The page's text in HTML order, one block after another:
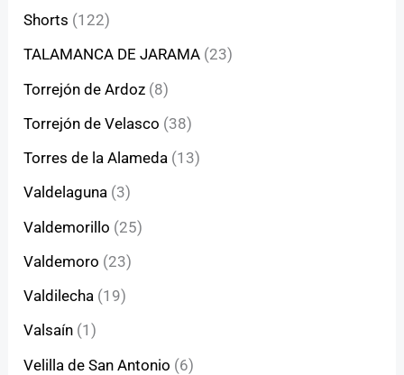
Shorts (122)
TALAMANCA DE JARAMA (23)
Torrejón de Ardoz (8)
Torrejón de Velasco (38)
Torres de la Alameda (13)
Valdelaguna (3)
Valdemorillo (25)
Valdemoro (23)
Valdilecha (19)
Valsaín (1)
Velilla de San Antonio (6)